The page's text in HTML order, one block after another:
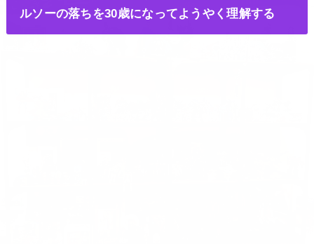
ルソーの落ちを30歳になってようやく理解する